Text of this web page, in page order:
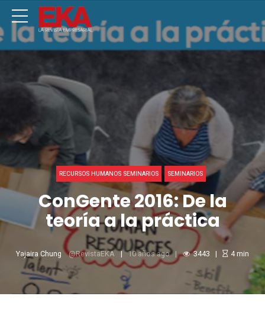
RECURSOS HUMANOS SEMINARIOS SEMINARIOS
ConGente 2016: De la
teoría a la práctica
Yajaira Chung RevistaEKA 10 años ago 3443 4min